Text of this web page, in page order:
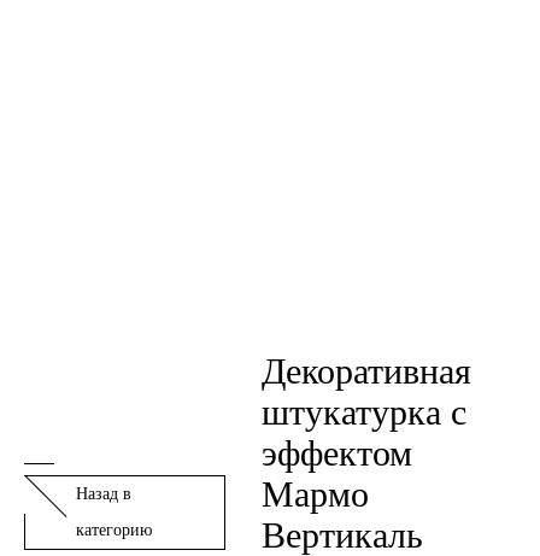
Назад в
категорию
Декоративная
штукатурка с
эффектом
Мармо
Вертикаль